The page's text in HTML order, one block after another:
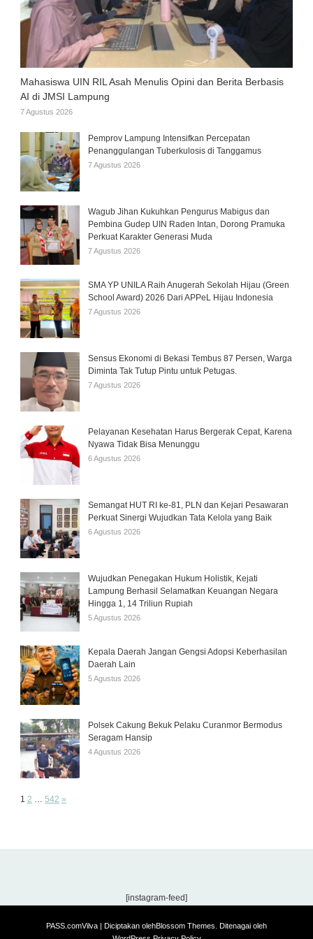
Mahasiswa UIN RIL Asah Menulis Opini dan Berita Berbasis
AI di JMSI Lampung
7 Agustus 2026
Pemprov Lampung Intensifkan Percepatan
Penanggulangan Tuberkulosis di Tanggamus
7 Agustus 2026
Wagub Jihan Kukuhkan Pengurus Mabigus dan
Pembina Gudep UIN Raden Intan, Dorong Pramuka
Perkuat Karakter Generasi Muda
7 Agustus 2026
SMA YP UNILA Raih Anugerah Sekolah Hijau (Green
School Award) 2026 Dari APPeL Hijau Indonesia
7 Agustus 2026
Sensus Ekonomi di Bekasi Tembus 87 Persen, Warga
Diminta Tak Tutup Pintu untuk Petugas.
7 Agustus 2026
Pelayanan Kesehatan Harus Bergerak Cepat, Karena
Nyawa Tidak Bisa Menunggu
6 Agustus 2026
Semangat HUT RI ke-81, PLN dan Kejari Pesawaran
Perkuat Sinergi Wujudkan Tata Kelola yang Baik
6 Agustus 2026
Wujudkan Penegakan Hukum Holistik, Kejati
Lampung Berhasil Selamatkan Keuangan Negara
Hingga 1, 14 Triliun Rupiah
5 Agustus 2026
Kepala Daerah Jangan Gengsi Adopsi Keberhasilan
Daerah Lain
5 Agustus 2026
Polsek Cakung Bekuk Pelaku Curanmor Bermodus
Seragam Hansip
4 Agustus 2026
Page:
1 2 … 542 Next
»
[instagram-feed]
PASS.comVilva | Diciptakan olehBlossom Themes . Ditenagai oleh